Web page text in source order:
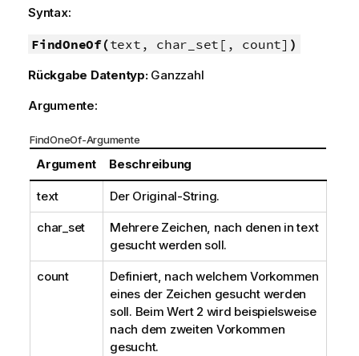
Syntax:
FindOneOf(text, char_set[, count] )
Rückgabe Datentyp: Ganzzahl
Argumente:
FindOneOf-Argumente
Argument Beschreibung
text Der Original-String.
char_set Mehrere Zeichen, nach denen intext
gesucht werden soll.
count
Definiert, nach welchem Vorkommen
eines der Zeichen gesucht werden
soll. Beim Wert 2 wird beispielsweise
nach dem zweiten Vorkommen
gesucht.